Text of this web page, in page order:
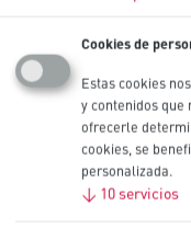
Procell
2032, 3 V
Las pilas profesionales
Cookies de
Estas cookies
y contenidos que
ofrecerle
cookies, se
personalizada.
↓ 10 servicios